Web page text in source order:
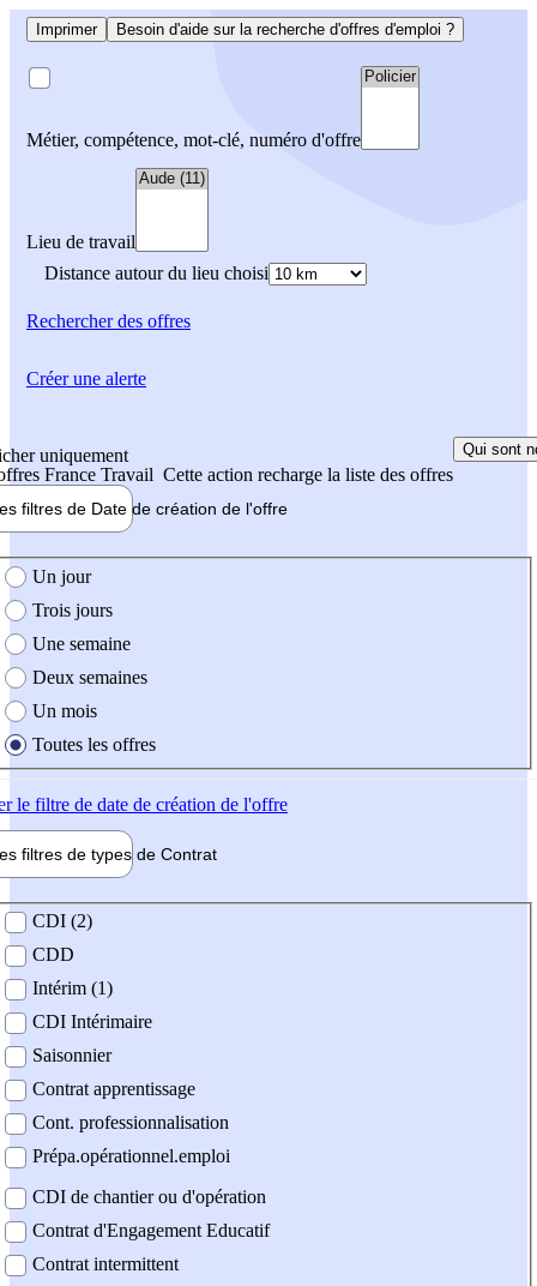
Imprimer Besoin d'aide sur la recherche d'offres d'emploi ?
Métier, compétence, mot-clé, numéro d'offre
Lieu de travail
Distance autour du lieu choisi
Rechercherdes offres
uniquement
France Travail Cette action recharge la liste des offres
Qui sont
filtres de Date de création de l'offre
création de l'offre
Un jour
Trois jours
Une semaine
Deux semaines
Un mois
Toutes les offres
le filtre de date de création de l'offre
filtres de types de Contrat
contrat
CDI (2)
CDD
Intérim (1)
CDI Intérimaire
Saisonnier
Contrat apprentissage
Cont. professionnalisation
Prépa.opérationnel.emploi
CDI de chantier ou d'opération
Contrat d'Engagement Educatif
Contrat intermittent
Créer une alerte